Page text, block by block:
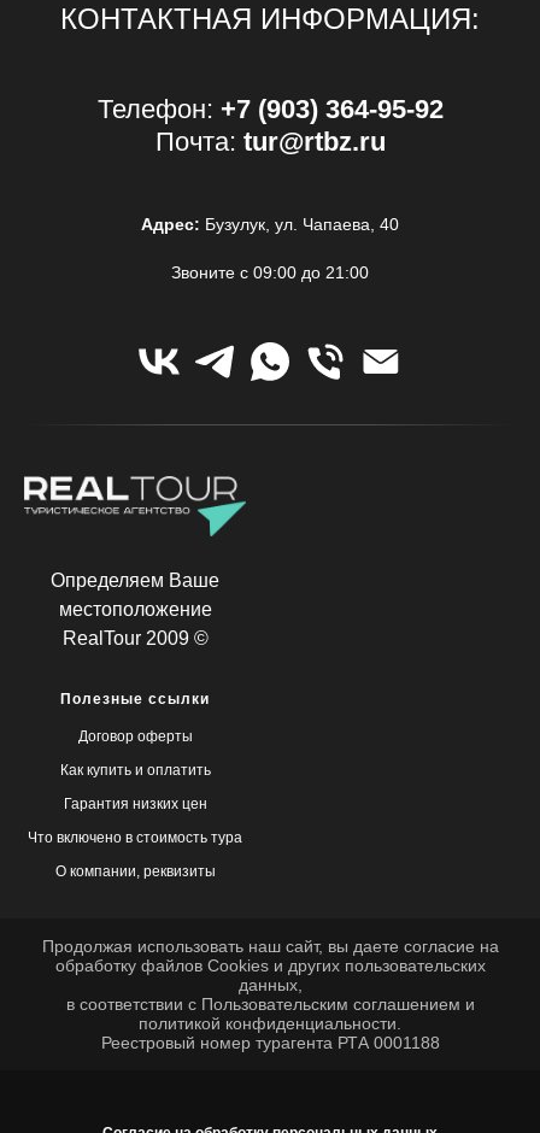
КОНТАКТНАЯ ИНФОРМАЦИЯ:
Телефон: +7 (903) 364-95-92
Почта: tur@rtbz.ru
Адрес: Бузулук, ул. Чапаева, 40
Звоните с 09:00 до 21:00
Определяем Ваше
местоположение
RealTour 2009 ©
Полезные ссылки
Договор оферты
Как купить и оплатить
Гарантия низких цен
Что включено в стоимость тура
О компании, реквизиты
Продолжая использовать наш сайт, вы даете согласие на
обработку файлов Cookiesи других пользовательских
данных,
в соответствии с Пользовательским соглашением и
политикой конфиденциальности
Реестровый номер турагента РТА 0001188